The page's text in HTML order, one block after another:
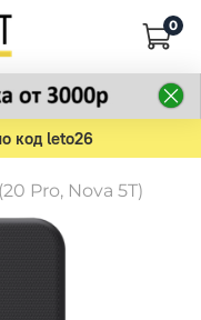
0
код leto26
Pro, Nova 5T)